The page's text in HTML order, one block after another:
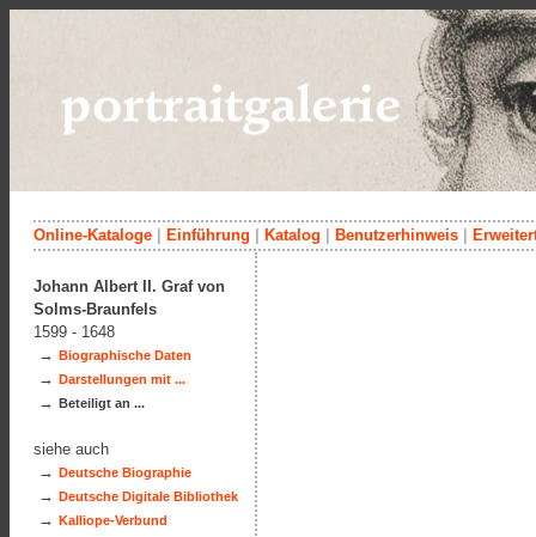
Online-Kataloge Einführung Katalog Benutzerhinweis
Johann Albert II. Graf von
Solms-Braunfels
1599 - 1648
→ Biographische Daten
→ Darstellungen mit ...
→ Beteiligt an ...
siehe auch
→ Deutsche Biographie
→ Deutsche Digitale Bibliothek
→ Kalliope-Verbund